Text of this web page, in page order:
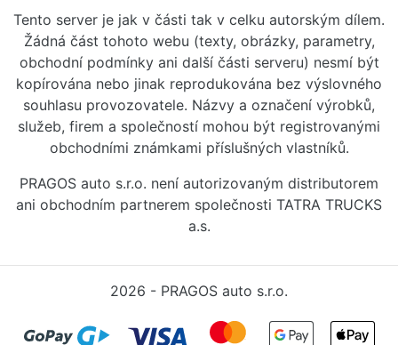
Tento server je jak v části tak v celku autorským dílem.
Žádná část tohoto webu (texty, obrázky, parametry,
obchodní podmínky ani další části serveru) nesmí být
kopírována nebo jinak reprodukována bez výslovného
souhlasu provozovatele. Názvy a označení výrobků,
služeb, firem a společností mohou být registrovanými
obchodními známkami příslušných vlastníků.
PRAGOS auto s.r.o. není autorizovaným distributorem
ani obchodním partnerem společnosti TATRA TRUCKS
a.s.
2026 - PRAGOS auto s.r.o.